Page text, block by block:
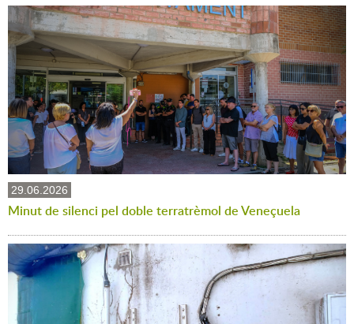
29.06.2026
Minut de silenci pel doble terratrèmol de Veneçuela